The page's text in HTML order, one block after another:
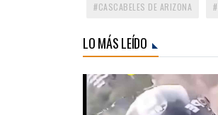
CASCABELES DE ARIZONA
LO MÁS LEÍDO